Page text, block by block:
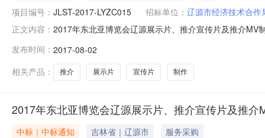
项目编号： JLST-2017-LYZC015 招标单位： 辽源市经济技术合作
正文内容： 2017年东北亚博览会辽源展示片、推介宣传片及推介MV
局采购代理机构名称吉林世通项目管理咨询有限公司采
发布时间： 2017-08-02
相关产品：
推介 展示片 宣传片 制作
2017年东北亚博览会辽源展示片、推介宣传片及推介
中标｜中标通知 吉林省｜辽源市
服务采购